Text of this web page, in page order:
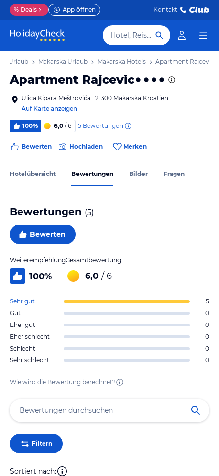
% Deals App öffnen Kontakt
Hotel, Reiseziel
Urlaub Makarska Urlaub Makarska Hotels Apartment Rajcevic
Apartment Rajcevic
Ulica Kipara Meštrovića 1 21300 Makarska Kroatien
Auf Karte anzeigen
100% 6,0 / 6 5 Bewertungen
Bewerten Hochladen Merken
Hotelübersicht Bewertungen Bilder Fragen
Bewertungen (5)
Bewerten
Weiterempfehlung
100%
Gesamtbewertung
6,0 / 6
Sehr gut
5
Gut
0
Eher gut
0
Eher schlecht
0
Schlecht
0
Sehr schlecht
0
Wie wird die Bewertung berechnet?
Filtern
Sortiert nach: